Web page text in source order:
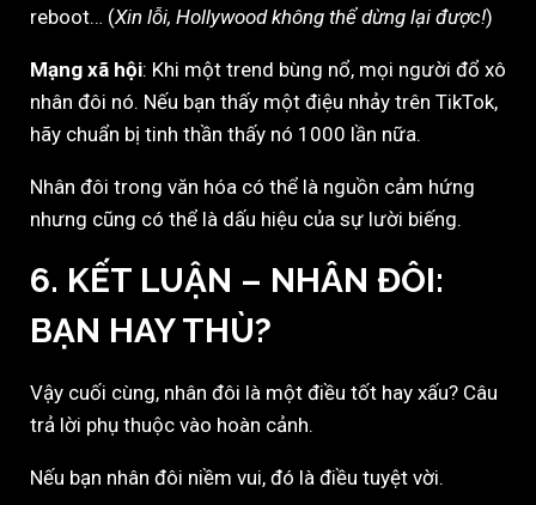
reboot… (Xin lỗi, Hollywood không thể dừng lại được!)
Mạng xã hội: Khi một trend bùng nổ, mọi người đổ xô
nhân đôi nó. Nếu bạn thấy một điệu nhảy trên TikTok,
hãy chuẩn bị tinh thần thấy nó 1000 lần nữa.
Nhân đôi trong văn hóa có thể là nguồn cảm hứng
nhưng cũng có thể là dấu hiệu của sự lười biếng.
6. KẾT LUẬN – NHÂN ĐÔI:
BẠN HAY THÙ?
Vậy cuối cùng, nhân đôi là một điều tốt hay xấu? Câu
trả lời phụ thuộc vào hoàn cảnh.
Nếu bạn nhân đôi niềm vui, đó là điều tuyệt vời.